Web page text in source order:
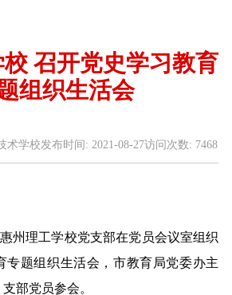
召开党史学习教育
组织生活会
术学校发布时间: 2021-08-27访问次数: 7468
州理工学校党支部在党员会议室组织
专题组织生活会，市教育局党委办主
部党员参会。